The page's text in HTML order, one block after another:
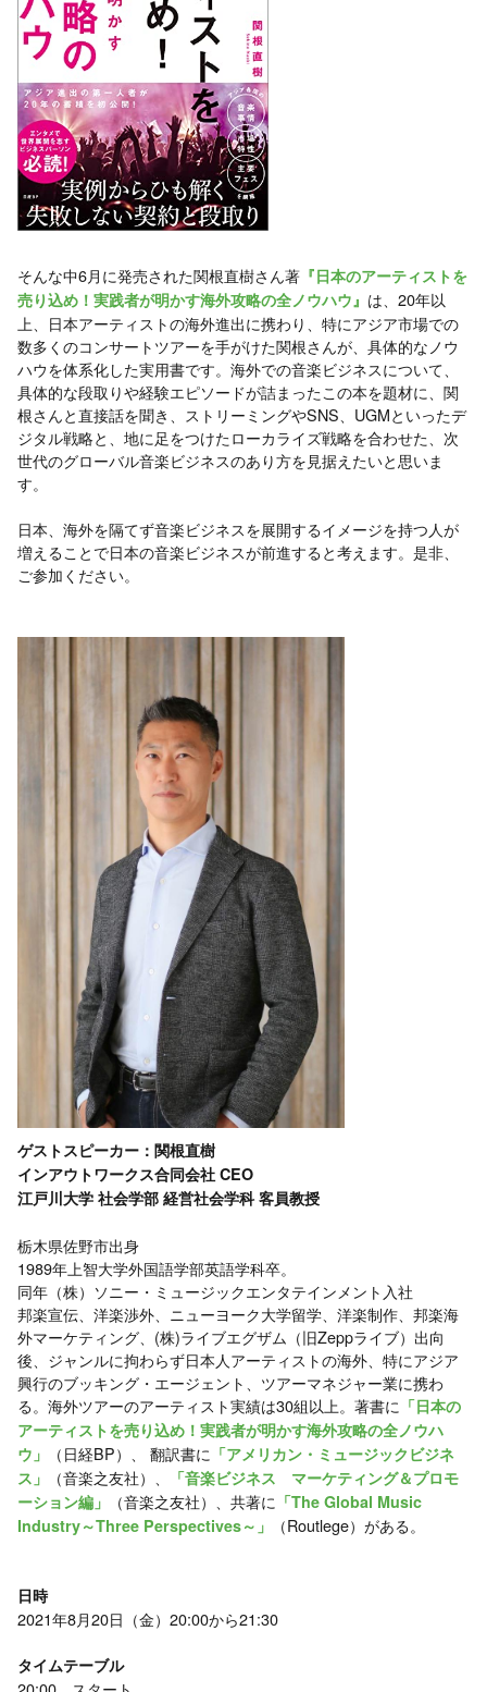
そんな中6月に発売された関根直樹さん著 『日本のアーティストを
売り込め！実践者が明かす海外攻略の全ノウハウ』 は、20年以
上、日本アーティストの海外進出に携わり、特にアジア市場での
数多くのコンサートツアーを手がけた関根さんが、具体的なノウ
ハウを体系化した実用書です。海外での音楽ビジネスについて、
具体的な段取りや経験エピソードが詰まったこの本を題材に、関
根さんと直接話を聞き、ストリーミングやSNS、UGMといったデ
ジタル戦略と、地に足をつけたローカライズ戦略を合わせた、次
世代のグローバル音楽ビジネスのあり方を見据えたいと思いま
す。
日本、海外を隔てず音楽ビジネスを展開するイメージを持つ人が
増えることで日本の音楽ビジネスが前進すると考えます。是非、
ご参加ください。
ゲストスピーカー：関根直樹
インアウトワークス合同会社 CEO
江戸川大学 社会学部 経営社会学科 客員教授
栃木県佐野市出身
1989年上智大学外国語学部英語学科卒。
同年（株）ソニー・ミュージックエンタテインメント入社
邦楽宣伝、洋楽渉外、ニューヨーク大学留学、洋楽制作、邦楽海
外マーケティング、(株)ライブエグザム（旧Zeppライブ）出向
後、ジャンルに拘わらず日本人アーティストの海外、特にアジア
興行のブッキング・エージェント、ツアーマネジャー業に携わ
る。海外ツアーのアーティスト実績は30組以上。著書に 「日本の
アーティストを売り込め！実践者が明かす海外攻略の全ノウハ
ウ」
（日経BP）、 翻訳書に 「アメリカン・ミュージックビジネ
ス」
（音楽之友社）、
「音楽ビジネス マーケティング＆プロモ
ーション編」
（音楽之友社）、共著に 「The Global Music
Industry～Three Perspectives～」
（Routlege）がある。
日時
2021年8月20日（金）20:00から21:30
タイムテーブル